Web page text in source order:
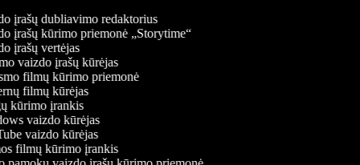
įrašų dubliavimo redaktorius
įrašų kūrimo priemonė „Storytime“
įrašų vertėjas
vaizdo įrašų kūrėjas
filmų kūrimo priemonė
filmų kūrėjas
kūrimo įrankis
vaizdo kūrėjas
vaizdo kūrėjas
filmų kūrimo įrankis